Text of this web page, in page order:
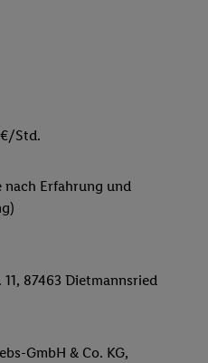
€/Std.
nach Erfahrung und
11, 87463 Dietmannsried
GmbH & Co. KG,